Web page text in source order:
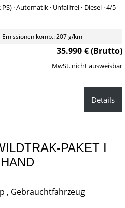
PS) · Automatik · Unfallfrei · Diesel · 4/5
Emissionen komb.: 207 g/km
35.990 € (Brutto)
MwSt. nicht ausweisbar
Details
PAKET I
, Gebrauchtfahrzeug